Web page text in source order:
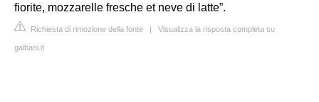
fiorite, mozzarelle fresche et neve di latte”.
Richiesta di rimozione della fonte | Visualizza la risposta completa su
galbani.it